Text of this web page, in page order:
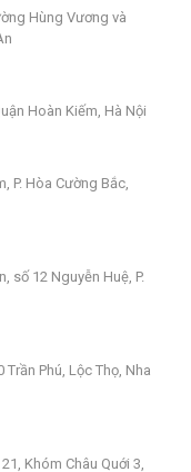
Hùng Vương và
Hoàn Kiếm, Hà Nội
P. Hòa Cường Bắc,
số 12 Nguyễn Huệ, P.
Phú, Lộc Thọ, Nha
Khóm Châu Quới 3,